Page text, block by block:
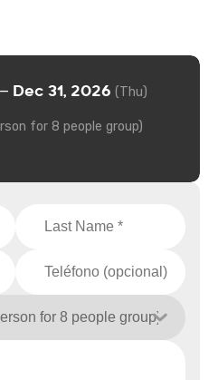
— Dec 31, 2026 (Thu)
for 8 people group)